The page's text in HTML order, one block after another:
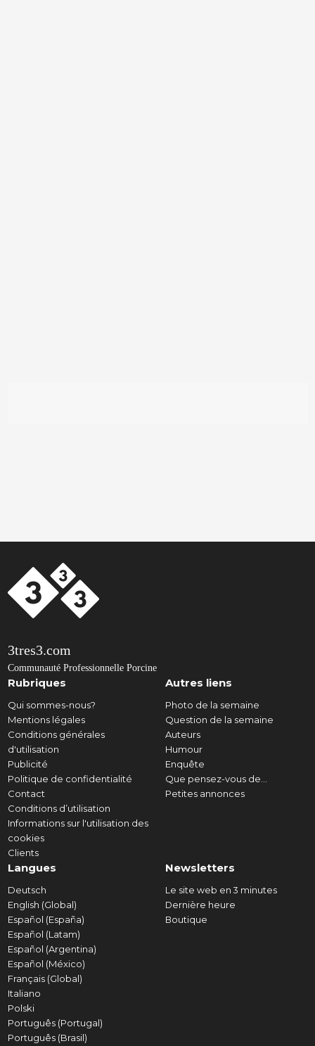
3tres3.com
Communauté Professionnelle Porcine
Rubriques
Qui sommes-nous?
Mentions légales
Conditions générales
d'utilisation
Publicité
Politique de confidentialité
Contact
Conditions d’utilisation
Informations sur l'utilisation des
cookies
Clients
Autres liens
Photo de la semaine
Question de la semaine
Auteurs
Humour
Enquête
Que pensez-vous de...
Petites annonces
Langues
Deutsch
English (Global)
Español (España)
Español (Latam)
Español (Argentina)
Español (México)
Français (Global)
Italiano
Polski
Português (Portugal)
Português (Brasil)
Newsletters
Le site web en 3 minutes
Dernière heure
Boutique